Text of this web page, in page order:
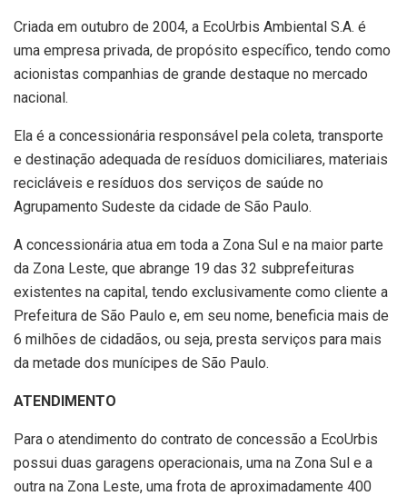
Criada em outubro de 2004, a EcoUrbis Ambiental S.A. é
uma empresa privada, de propósito específico, tendo como
acionistas companhias de grande destaque no mercado
nacional.
Ela é a concessionária responsável pela coleta, transporte
e destinação adequada de resíduos domiciliares, materiais
recicláveis e resíduos dos serviços de saúde no
Agrupamento Sudeste da cidade de São Paulo.
A concessionária atua em toda a Zona Sul e na maior parte
da Zona Leste, que abrange 19 das 32 subprefeituras
existentes na capital, tendo exclusivamente como cliente a
Prefeitura de São Paulo e, em seu nome, beneficia mais de
6 milhões de cidadãos, ou seja, presta serviços para mais
da metade dos munícipes de São Paulo.
ATENDIMENTO
Para o atendimento do contrato de concessão a EcoUrbis
possui duas garagens operacionais, uma na Zona Sul e a
outra na Zona Leste, uma frota de aproximadamente 400